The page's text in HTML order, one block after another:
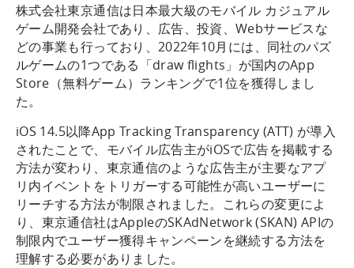
株式会社東京通信は日本最大級のモバイル カジュアル
ゲーム開発会社であり、広告、投資、Webサービスな
どの事業も行っており、2022年10月には、同社のパズ
ルゲームの1つである「draw flights」が国内のApp
Store（無料ゲーム）ランキングで1位を獲得しまし
た。
iOS 14.5以降App Tracking Transparency (ATT) が導入
されたことで、モバイル広告主がiOSで広告を掲載する
方法が変わり、東京通信のような広告主が主要なアプ
リ内イベントをトリガーする可能性が高いユーザーに
リーチする方法が制限されました。これらの変更によ
り、東京通信社はAppleのSKAdNetwork (SKAN) APIの
制限内でユーザー獲得キャンペーンを継続する方法を
理解する必要がありました。